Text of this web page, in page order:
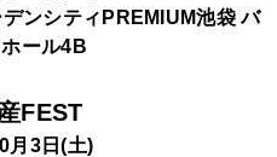
ンシティPREMIUM池袋 バ
ール4B
FEST
月3日(土)